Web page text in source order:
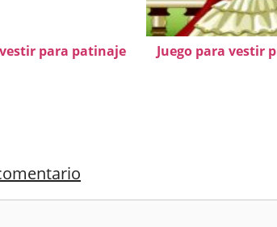
vestir para patinaje Juego para vestir